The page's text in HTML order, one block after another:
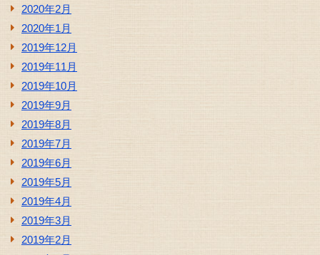
2020年2月
2020年1月
2019年12月
2019年11月
2019年10月
2019年9月
2019年8月
2019年7月
2019年6月
2019年5月
2019年4月
2019年3月
2019年2月